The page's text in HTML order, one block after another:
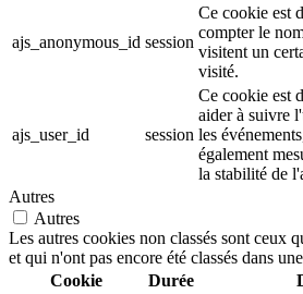
ajs_anonymous_id session
Ce cookie est
compter le
visitent un
visité.
ajs_user_id session
Ce cookie est
aider à suivre
les
également
la stabilité de
Autres
Autres
Les autres cookies non classés sont ceux
et qui n'ont pas encore été classés dans
Cookie
Durée